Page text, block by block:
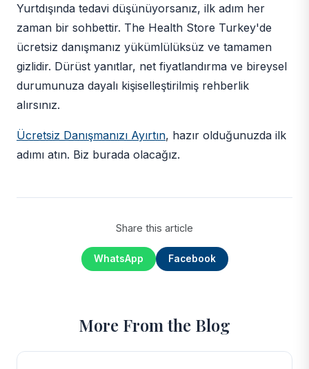
Yurtdışında tedavi düşünüyorsanız, ilk adım her
zaman bir sohbettir. The Health Store Turkey'de
ücretsiz danışmanız yükümlülüksüz ve tamamen
gizlidir. Dürüst yanıtlar, net fiyatlandırma ve bireysel
durumunuza dayalı kişiselleştirilmiş rehberlik
alırsınız.
Ücretsiz Danışmanızı Ayırtın, hazır olduğunuzda ilk
adımı atın. Biz burada olacağız.
Share this article
WhatsApp Facebook
More From the Blog